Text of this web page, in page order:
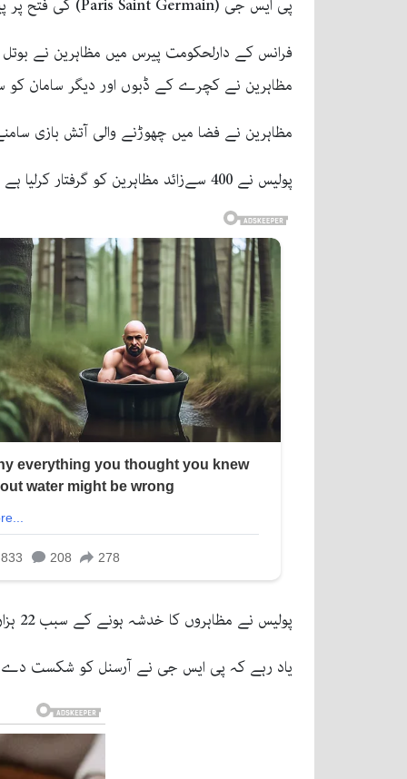
پی ایس جی (Paris Saint Germain) کی فتح پر پیرس میں جلاؤگھیراؤ شروع کردیا گیا۔
مظاہرین نے کچرے کے ڈبوں اور دیگر سامان کو
مظاہرین نے فضا میں چھوڑنے والی آتش بازی
پولیس نے 400 سےزائد مظاہرین کو گرفتار کرلیا ہے اور ان کے قبضے سے تیزاب بھری بوتلیں بھی برآمد کرلی ہیں۔
پولیس نے مظاہروں کا خدشہ ہونے کے سبب 22 ہزار اہلکار دارلحکومت پیرس میں تعینات کیے تھے تاہم جلاؤ گھیراو نہ روکا جاسکا۔
یاد رہے کہ پی ایس جی نے آرسنل کو شکست دے